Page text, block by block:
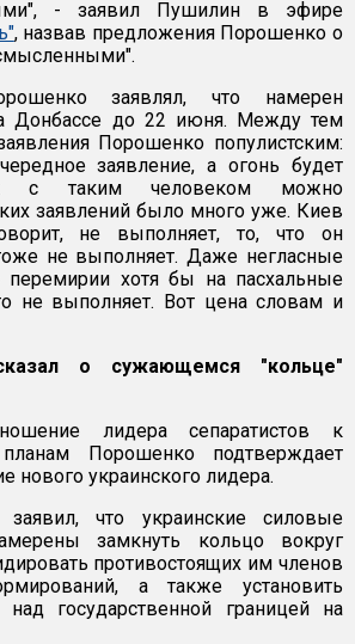
- заявил Пушилин в эфире
, назвав предложения Порошенко о
заявлял, что намерен
Донбассе до 22 июня. Между тем
Порошенко популистским:
заявление, а огонь будет
с таким человеком можно
заявлений было много уже. Киев
не выполняет, то, что он
не выполняет. Даже негласные
перемирии хотя бы на пасхальные
не выполняет. Вот цена словам и
о сужающемся "кольце"
лидера сепаратистов к
Порошенко подтверждает
нового украинского лидера.
что украинские силовые
замкнуть кольцо вокруг
противостоящих им членов
а также установить
государственной границей на